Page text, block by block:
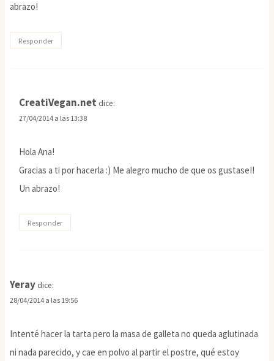
abrazo!
Responder
CreatiVegan.net dice:
27/04/2014 a las 13:38
Hola Ana!
Gracias a ti por hacerla :) Me alegro mucho de que os gustase!!
Un abrazo!
Responder
Yeray dice:
28/04/2014 a las 19:56
Intenté hacer la tarta pero la masa de galleta no queda aglutinada
ni nada parecido, y cae en polvo al partir el postre, qué estoy